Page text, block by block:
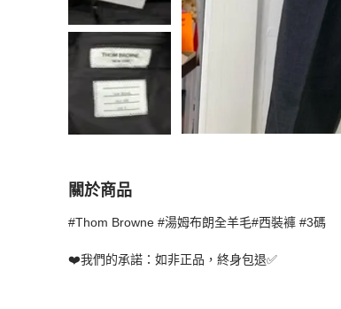
關於商品
關於Thom Browne 湯姆布朗全羊毛西裝褲 3
#Thom Browne #湯姆布朗全羊毛#西裝褲 #3碼
❤️我們的承諾：如非正品，終身包退✅